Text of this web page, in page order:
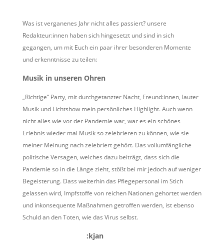
Was ist verganenes Jahr nicht alles passiert? unsere
Redakteur:innen haben sich hingesetzt und sind in sich
gegangen, um mit Euch ein paar ihrer besonderen Momente
und erkenntnisse zu teilen:
Musik in unseren Ohren
„Richtige“ Party, mit durchgetanzter Nacht, Freund:innen, lauter
Musik und Lichtshow mein persönliches Highlight. Auch wenn
nicht alles wie vor der Pandemie war, war es ein schönes
Erlebnis wieder mal Musik so zelebrieren zu können, wie sie
meiner Meinung nach zelebriert gehört. Das vollumfängliche
politische Versagen, welches dazu beiträgt, dass sich die
Pandemie so in die Länge zieht, stößt bei mir jedoch auf weniger
Begeisterung. Dass weiterhin das Pflegepersonal im Stich
gelassen wird, Impfstoffe von reichen Nationen gehortet werden
und inkonsequente Maßnahmen getroffen werden, ist ebenso
Schuld an den Toten, wie das Virus selbst.
:kjan